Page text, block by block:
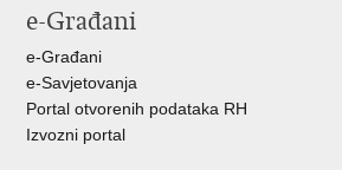
e-Građani
e-Građani
e-Savjetovanja
Portal otvorenih podataka RH
Izvozni portal